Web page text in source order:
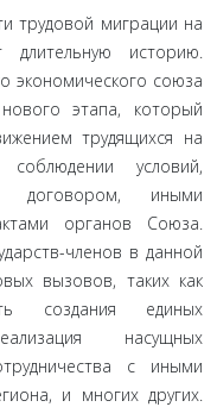
трудовой миграции на
длительную историю.
экономического союза
этапа, который
трудящихся на
условий,
договором, иными
органов Союза.
членов в данной
вызовов, таких как
создания единых
насущных
с иными
и многих других.